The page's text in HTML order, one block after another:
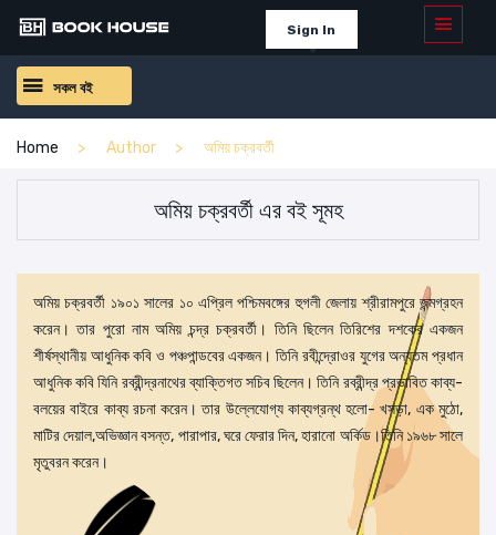
Sign In
সকল বই
Home Author অমিয় চক্রবর্তী
অমিয় চক্রবর্তী এর বই সূমহ
অমিয় চক্রবর্তী ১৯০১ সালের ১০ এপ্রিল পশ্চিমবঙ্গের হুগলী জেলায় শ্রীরামপুরে জন্মগ্রহন
করেন। তার পুরো নাম অমিয় চন্দ্র চক্রবর্তী। তিনি ছিলেন তিরিশের দশকের একজন
শীর্ষস্থানীয় আধুনিক কবি ও পঞ্চপান্ডবের একজন। তিনি রবীন্দ্রোওর যুগের অন্যতম প্রধান
আধুনিক কবি যিনি রব্রীন্দ্রনাথের ব্যাক্তিগত সচিব ছিলেন। তিনি রব্রীন্দ্র প্রভাবিত কাব্য-
বলয়ের বাইরে কাব্য রচনা করেন। তার উল্লেযোগ্য কাব্যগ্রন্থ হলো- খসড়া, এক মুঠো,
মাটির দেয়াল,অভিজ্ঞান বসন্ত, পারাপার, ঘরে ফেরার দিন, হারানো অর্কিড।তিনি ১৯৬৮ সালে
মৃতুবরন করেন।